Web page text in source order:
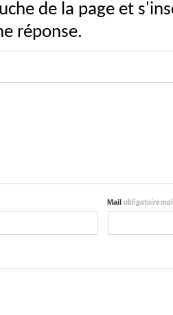
de la page et
réponse.
Mailobligatoire